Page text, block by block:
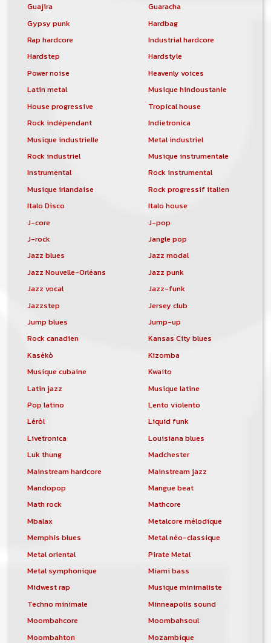
Guajira
Guaracha
Gypsy punk
Hardbag
Rap hardcore
Industrial hardcore
Hardstep
Hardstyle
Power noise
Heavenly voices
Latin metal
Musique hindoustanie
House progressive
Tropical house
Rock indépendant
Indietronica
Musique industrielle
Metal industriel
Rock industriel
Musique instrumentale
Instrumental
Rock instrumental
Musique irlandaise
Rock progressif italien
Italo Disco
Italo house
J-core
J-pop
J-rock
Jangle pop
Jazz blues
Jazz modal
Jazz Nouvelle-Orléans
Jazz punk
Jazz vocal
Jazz-funk
Jazzstep
Jersey club
Jump blues
Jump-up
Rock canadien
Kansas City blues
Kasékò
Kizomba
Musique cubaine
Kwaito
Latin jazz
Musique latine
Pop latino
Lento violento
Léròl
Liquid funk
Livetronica
Louisiana blues
Luk thung
Madchester
Mainstream hardcore
Mainstream jazz
Mandopop
Mangue beat
Math rock
Mathcore
Mbalax
Metalcore mélodique
Memphis blues
Metal néo-classique
Metal oriental
Pirate Metal
Metal symphonique
Miami bass
Midwest rap
Musique minimaliste
Techno minimale
Minneapolis sound
Moombahcore
Moombahsoul
Moombahton
Mozambique
site. Ce service permet, lorsque vous
êtes musiciens ou un groupe, un
musicen(s) ou un groupe, un orchestre,
un DJ, etc...